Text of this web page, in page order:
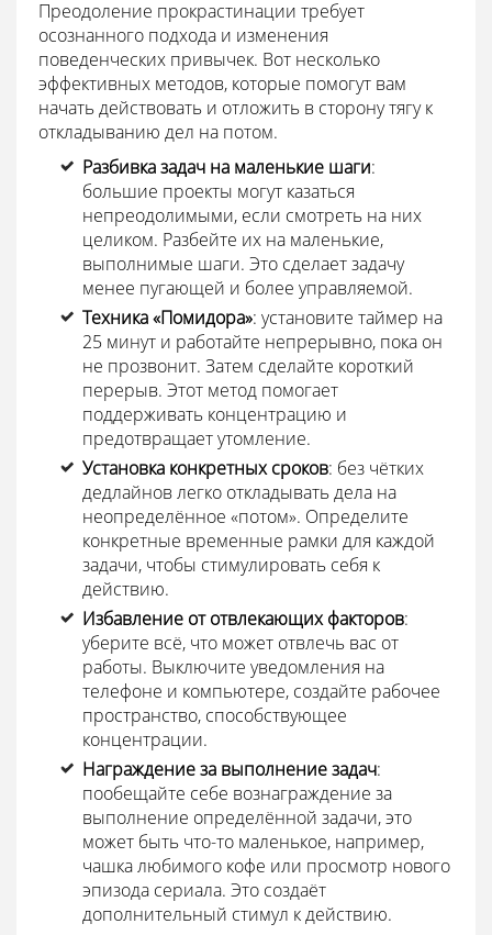
Преодоление прокрастинации требует
осознанного подхода и изменения
поведенческих привычек. Вот несколько
эффективных методов, которые помогут вам
начать действовать и отложить в сторону тягу к
откладыванию дел на потом.
Разбивка задач на маленькие шаги:
большие проекты могут казаться
непреодолимыми, если смотреть на них
целиком. Разбейте их на маленькие,
выполнимые шаги. Это сделает задачу
менее пугающей и более управляемой.
Техника «Помидора»: установите таймер на
25 минут и работайте непрерывно, пока он
не прозвонит. Затем сделайте короткий
перерыв. Этот метод помогает
поддерживать концентрацию и
предотвращает утомление.
Установка конкретных сроков: без чётких
дедлайнов легко откладывать дела на
неопределённое «потом». Определите
конкретные временные рамки для каждой
задачи, чтобы стимулировать себя к
действию.
Избавление от отвлекающих факторов:
уберите всё, что может отвлечь вас от
работы. Выключите уведомления на
телефоне и компьютере, создайте рабочее
пространство, способствующее
концентрации.
Награждение за выполнение задач:
пообещайте себе вознаграждение за
выполнение определённой задачи, это
может быть что-то маленькое, например,
чашка любимого кофе или просмотр нового
эпизода сериала. Это создаёт
дополнительный стимул к действию.